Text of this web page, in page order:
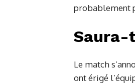
probablement
Saura-
Le match
ont érigé